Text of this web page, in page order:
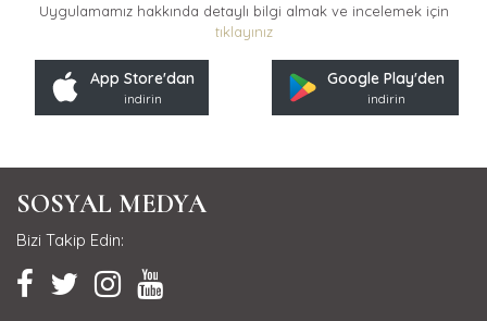
Uygulamamız hakkında detaylı bilgi almak ve incelemek için
tıklayınız
App Store'dan
indirin
Google Play'den
indirin
SOSYAL MEDYA
Bizi Takip Edin: